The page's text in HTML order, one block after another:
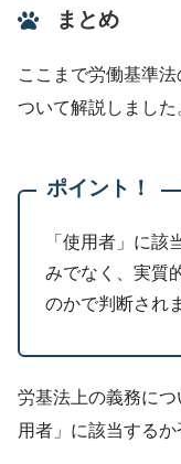
まとめ
ここまで労働基準
ついて解説しました
ポイント！
「使用者」に
みでなく、実質
のかで判断され
労基法上の義務に
用者」に該当するか